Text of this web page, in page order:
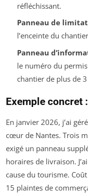
réfléchissant.
Panneau de
l’enceinte du
Panneau
le numéro du
chantier de plus de
Exemple concret
En janvier 2026, j’ai
cœur de Nantes. Trois
exigé un panneau
horaires de livraison.
cause du tourisme.
15 plaintes de